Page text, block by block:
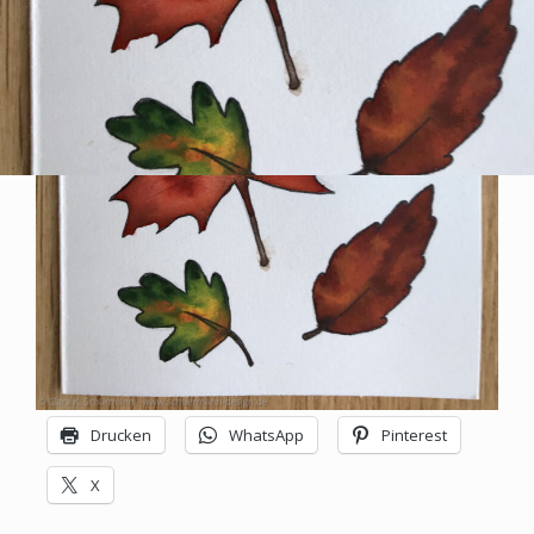
SCHUERMANN
Design
Bilder
Plastik
Experimentelles
Drucken WhatsApp Pinterest
X